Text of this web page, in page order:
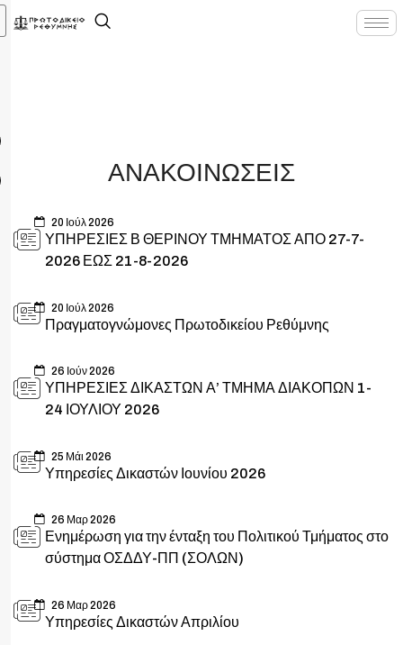
ΑΝΑΚΟΙΝΩΣΕΙΣ
20 Ιούλ 2026
ΥΠΗΡΕΣΙΕΣ Β ΘΕΡΙΝΟΥ ΤΜΗΜΑΤΟΣ ΑΠΟ 27-7-
2026 ΕΩΣ 21-8-2026
20 Ιούλ 2026
Πραγματογνώμονες Πρωτοδικείου Ρεθύμνης
26 Ιούν 2026
ΥΠΗΡΕΣΙΕΣ ΔΙΚΑΣΤΩΝ Α’ ΤΜΗΜΑ ΔΙΑΚΟΠΩΝ 1-
24 ΙΟΥΛΙΟΥ 2026
25 Μάι 2026
Υπηρεσίες Δικαστών Ιουνίου 2026
26 Μαρ 2026
Ενημέρωση για την ένταξη του Πολιτικού Τμήματος στο
σύστημα ΟΣΔΔΥ-ΠΠ (ΣΟΛΩΝ)
26 Μαρ 2026
Υπηρεσίες Δικαστών Απριλίου